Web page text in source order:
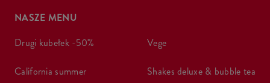
NASZE MENU
drugi kubełek -50%
california summer
vege
shakes deluxe & bubble tea